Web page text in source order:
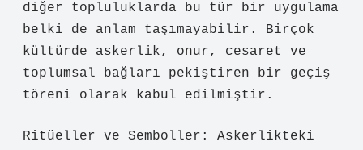
diğer topluluklarda bu tür bir uygulama
belki de anlam taşımayabilir. Birçok
kültürde askerlik, onur, cesaret ve
toplumsal bağları pekiştiren bir geçiş
töreni olarak kabul edilmiştir.
Ritüeller ve Semboller: Askerlikteki